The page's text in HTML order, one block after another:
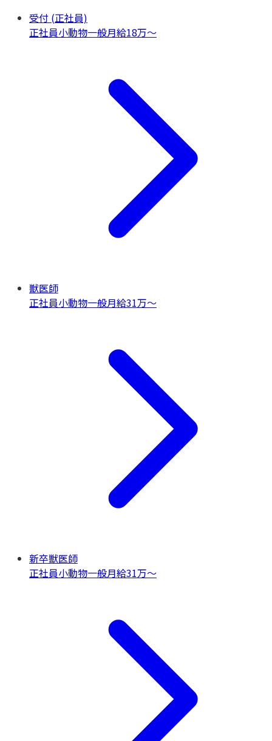
受付 (正社員)
正社員小動物一般月給18万〜
獣医師
正社員小動物一般月給31万〜
新卒獣医師
正社員小動物一般月給31万〜